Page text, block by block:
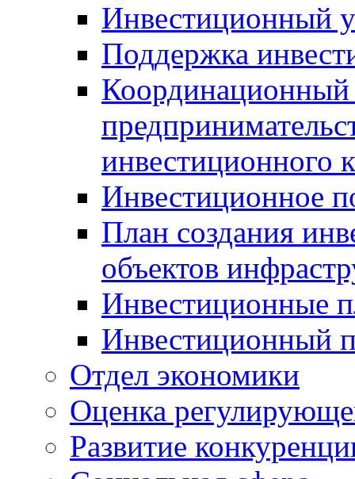
Инвестиционный
Поддержка
Координационный
инвестиционного
Инвестиционное
План создания
объектов
Инвестиционные
Инвестиционный
Отдел экономики
Оценка
Развитие